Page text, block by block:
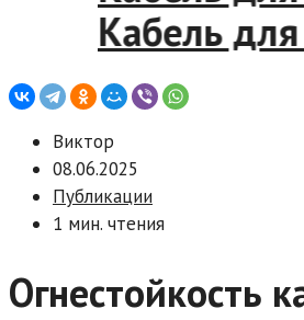
Кабель
Виктор
08.06.2025
Публикации
1 мин. чтения
Огнестойкость